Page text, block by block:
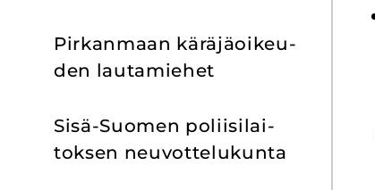
Pir­kan­maan kä­rä­jä­oi­keu­
den lau­ta­mie­het
Sisä-​Suomen po­lii­si­lai­
tok­sen neu­vot­te­lu­kun­ta